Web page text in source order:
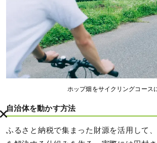
ホップ畑をサイクリングコース
自治体を動かす方法
ふるさと納税で集まった財源を活用して